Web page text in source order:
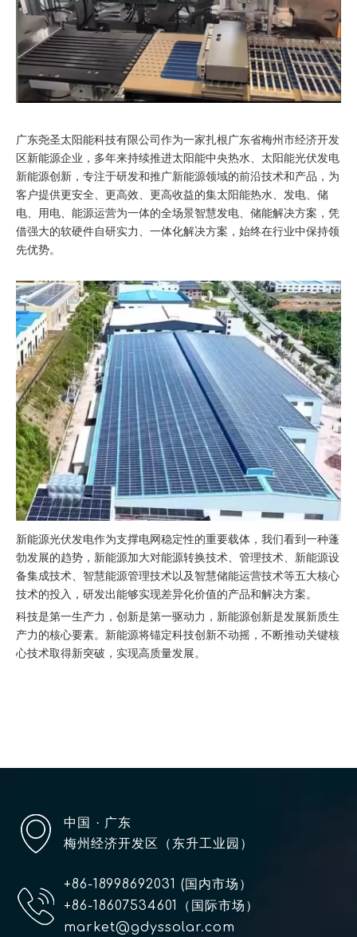
广东尧圣太阳能科技有限公司作为一家扎根广东省梅州市经济开发
区新能源企业，多年来持续推进太阳能中央热水、太阳能光伏发电
新能源创新，专注于研发和推广新能源领域的前沿技术和产品，为
客户提供更安全、更高效、更高收益的集太阳能热水、发电、储
电、用电、能源运营为一体的全场景智慧发电、储能解决方案，凭
借强大的软硬件自研实力、一体化解决方案，始终在行业中保持领
先优势。
新能源光伏发电作为支撑电网稳定性的重要载体，我们看到一种蓬
勃发展的趋势，新能源加大对能源转换技术、管理技术、新能源设
备集成技术、智慧能源管理技术以及智慧储能运营技术等五大核心
技术的投入，研发出能够实现差异化价值的产品和解决方案。
科技是第一生产力，创新是第一驱动力，新能源创新是发展新质生
产力的核心要素。新能源将锚定科技创新不动摇，不断推动关键核
心技术取得新突破，实现高质量发展。
中国 · 广东
梅州经济开发区（东升工业园）
+86-18998692031 (国内市场）
+86-18607534601（国际市场）
market@gdyssolar.com